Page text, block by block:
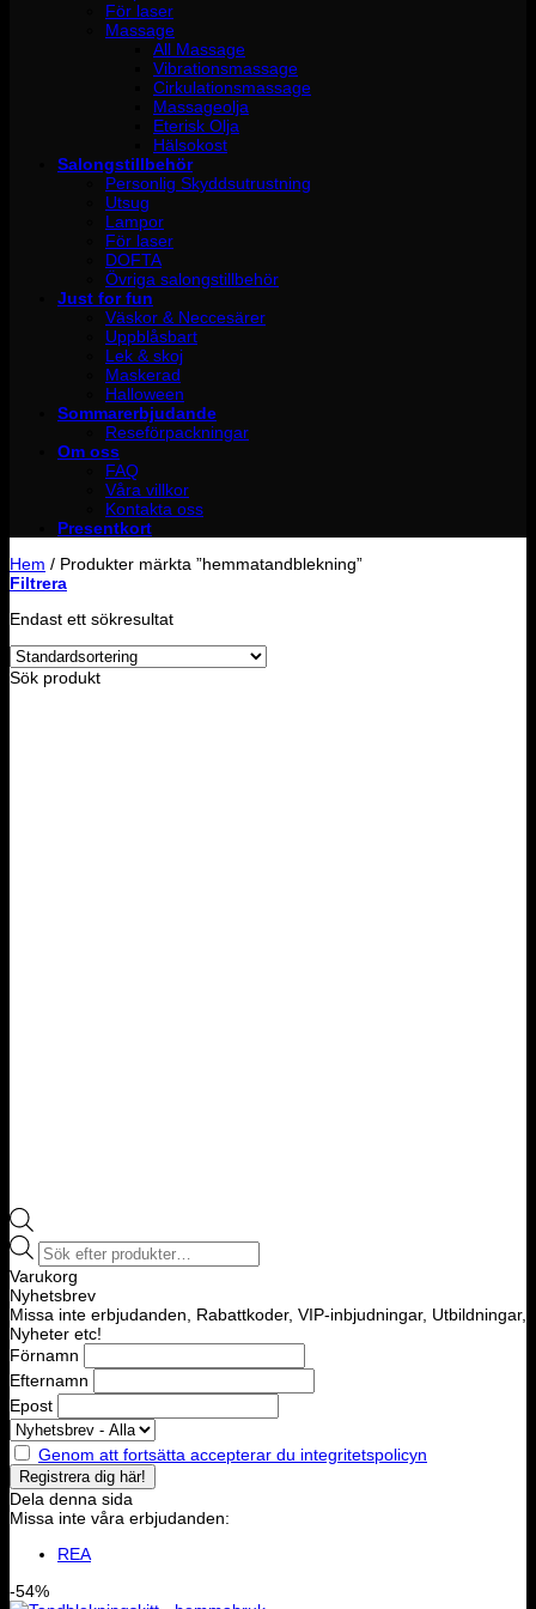
För laser
Massage
All Massage
Vibrationsmassage
Cirkulationsmassage
Massageolja
Eterisk Olja
Hälsokost
Salongstillbehör
Personlig Skyddsutrustning
Utsug
Lampor
För laser
DOFTA
Övriga salongstillbehör
Just for fun
Väskor & Neccesärer
Uppblåsbart
Lek & skoj
Maskerad
Halloween
Sommarerbjudande
Reseförpackningar
Om oss
FAQ
Våra villkor
Kontakta oss
Presentkort
Hem / Produkter märkta ”hemmatandblekning”
Filtrera
Endast ett sökresultat
Sök produkt
Products
search
Varukorg
Nyhetsbrev
Missa inte erbjudanden, Rabattkoder, VIP-inbjudningar, Utbildningar,
Nyheter etc!
Förnamn
Efternamn
Epost
Genom att fortsätta accepterar du integritetspolicyn
Dela denna sida
Missa inte våra erbjudanden:
REA
-54%